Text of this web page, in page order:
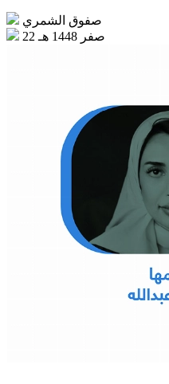
صفوق الشمري
22 صفر 1448 هـ